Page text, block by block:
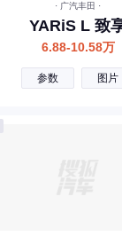
· 广汽丰田 ·
YARiS L 致
6.88-10.58万
参数 图片